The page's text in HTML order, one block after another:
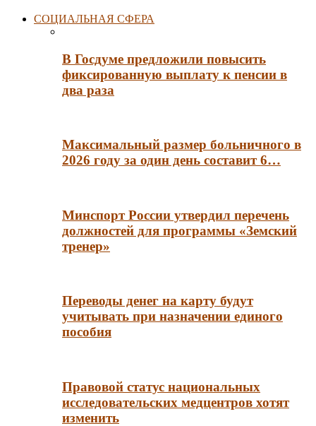
СОЦИАЛЬНАЯ СФЕРА
В Госдуме предложили повысить
фиксированную выплату к пенсии в
два раза
Максимальный размер больничного в
2026 году за один день составит 6…
Минспорт России утвердил перечень
должностей для программы «Земский
тренер»
Переводы денег на карту будут
учитывать при назначении единого
пособия
Правовой статус национальных
исследовательских медцентров хотят
изменить